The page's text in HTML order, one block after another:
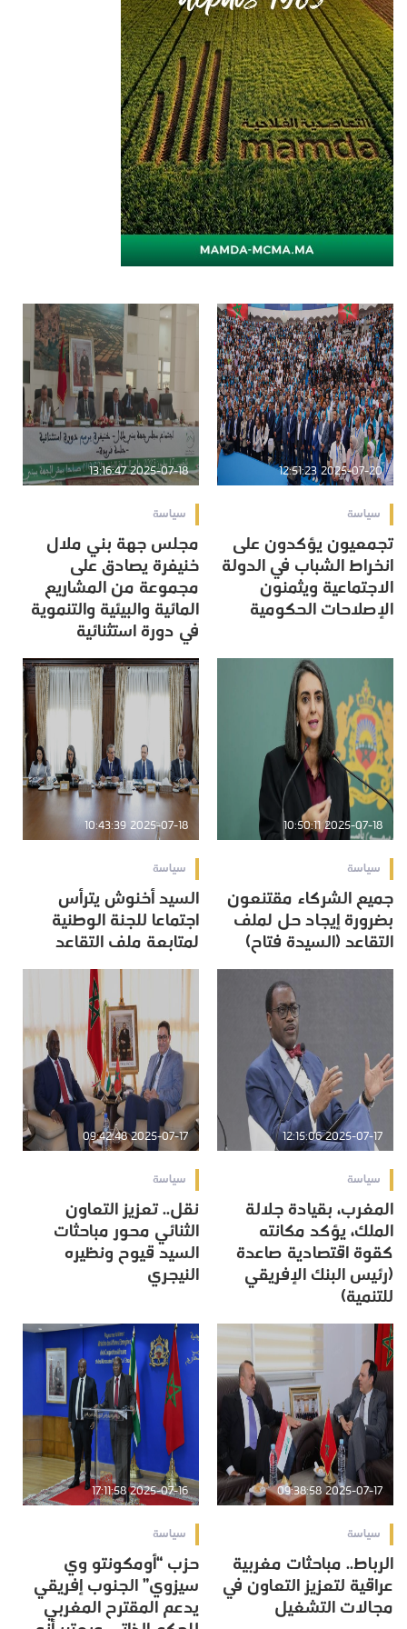
2025-07-20 12:51:23
سياسة
تجمعيون يؤكدون على
انخراط الشباب في الدولة
الاجتماعية ويثمنون
الإصلاحات الحكومية
2025-07-18 13:16:47
سياسة
مجلس جهة بني ملال
خنيفرة يصادق على
مجموعة من المشاريع
المائية والبيئية والتنموية
في دورة استثنائية
2025-07-18 10:50:11
سياسة
جميع الشركاء مقتنعون
بضرورة إيجاد حل لملف
التقاعد (السيدة فتاح)
2025-07-18 10:43:39
سياسة
السيد أخنوش يترأس
اجتماعا للجنة الوطنية
لمتابعة ملف التقاعد
2025-07-17 12:15:06
سياسة
المغرب، بقيادة جلالة
الملك، يؤكد مكانته
كقوة اقتصادية صاعدة
(رئيس البنك الإفريقي
للتنمية)
2025-07-17 09:42:48
سياسة
نقل.. تعزيز التعاون
الثنائي محور مباحثات
السيد قيوح ونظيره
النيجري
2025-07-17 09:38:58
سياسة
الرباط.. مباحثات مغربية
عراقية لتعزيز التعاون في
مجالات التشغيل
2025-07-16 17:11:58
سياسة
حزب “أومكونتو وي
سيزوي” الجنوب إفريقي
يدعم المقترح المغربي